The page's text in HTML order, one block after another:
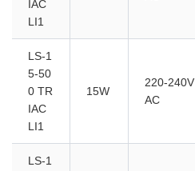
IAC
LI1
LS-1
5-50
0 TR
IAC
LI1
15W
220-240V
AC
LS-1